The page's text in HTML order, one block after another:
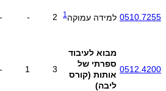
0510.7255 למידה עמוקה 1
2
-
-
0512.4200
מבוא לעיבוד
ספרתי של
אותות (קורס
ליבה)
3
1
-